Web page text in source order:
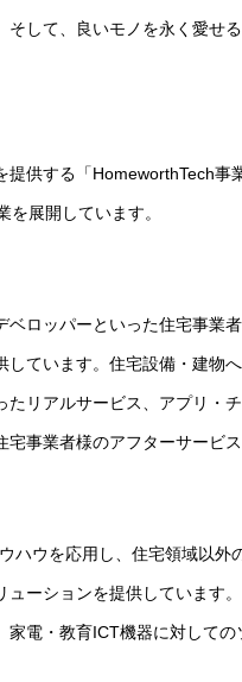
して、良いモノを永く愛せ
供する「HomeworthTech事
展開しています。
ロッパーといった住宅事業
しています。住宅設備・建物
たリアルサービス、アプリ・
宅事業者様のアフターサービ
ハウを応用し、住宅領域以外
ーションを提供しています
家電・教育ICT機器に対して